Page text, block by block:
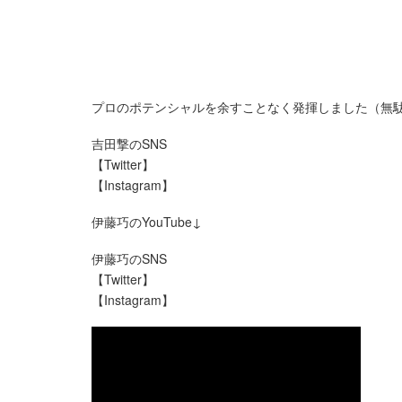
プロのポテンシャルを余すことなく発揮しました（無
吉田撃のSNS
【Twitter】
【Instagram】
伊藤巧のYouTube↓
伊藤巧のSNS
【Twitter】
【Instagram】